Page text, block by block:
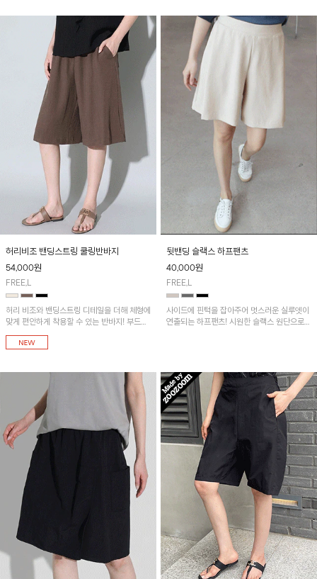
허리비조 밴딩스트링 쿨링반바지
54,000원
FREE,L
허리 비조와 밴딩스트링 디테일을 더해 체형에
맞게 편안하게 착용할 수 있는 반바지! 부드럽
고 시원한 터치감의 혼방 소재를 사용해 한여
름에도 쾌적하게 입기 좋아요~
뒷밴딩 슬랙스 하프팬츠
40,000원
FREE,L
사이드에 핀턱을 잡아주어 멋스러운 실루엣이
연출되는 하프팬츠! 시원한 슬랙스 원단으로